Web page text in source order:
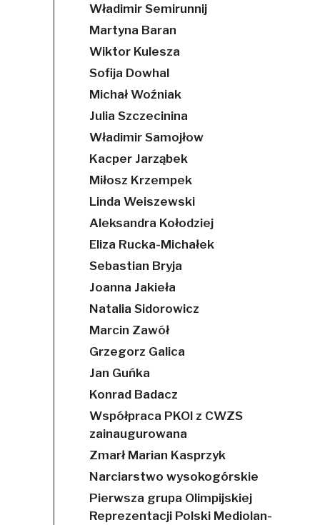
Władimir Semirunnij
Martyna Baran
Wiktor Kulesza
Sofija Dowhal
Michał Woźniak
Julia Szczecinina
Władimir Samojłow
Kacper Jarząbek
Miłosz Krzempek
Linda Weiszewski
Aleksandra Kołodziej
Eliza Rucka-Michałek
Sebastian Bryja
Joanna Jakieła
Natalia Sidorowicz
Marcin Zawół
Grzegorz Galica
Jan Guńka
Konrad Badacz
Współpraca PKOl z CWZS
zainaugurowana
Zmarł Marian Kasprzyk
Narciarstwo wysokogórskie
Pierwsza grupa Olimpijskiej
Reprezentacji Polski Mediolan-